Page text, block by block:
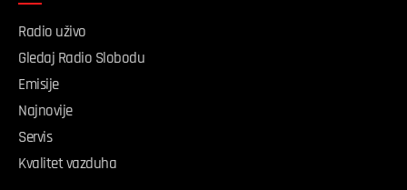
Radio uživo
Gledaj Radio Slobodu
Emisije
Najnovije
Servis
Kvalitet vazduha